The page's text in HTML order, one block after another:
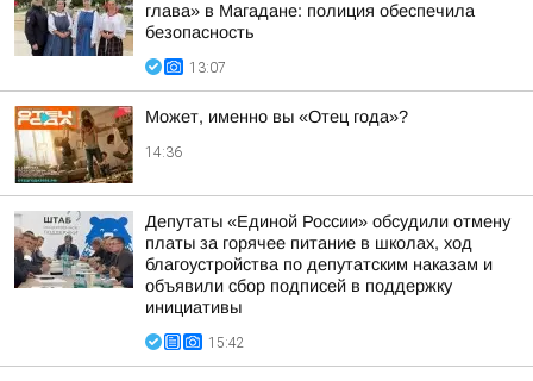
глава» в Магадане: полиция обеспечила
безопасность
13:07
Может, именно вы «Отец года»?
14:36
Депутаты «Единой России» обсудили отмену
платы за горячее питание в школах, ход
благоустройства по депутатским наказам и
объявили сбор подписей в поддержку
инициативы
15:42